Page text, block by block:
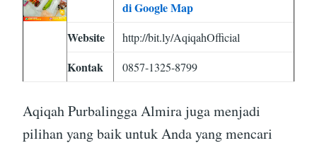
di Google Map
Website
http://bit.ly/AqiqahOfficial
Kontak 0857-1325-8799
Aqiqah Purbalingga Almira juga menjadi
pilihan yang baik untuk Anda yang mencari